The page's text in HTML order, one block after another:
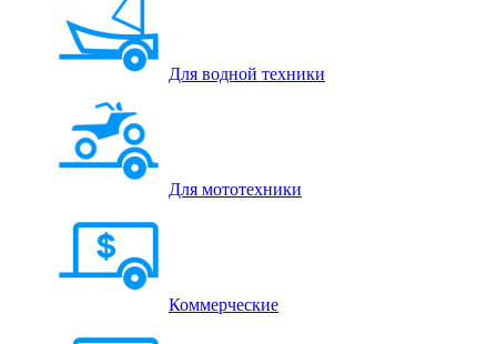
Для водной техники
Для мототехники
Коммерческие